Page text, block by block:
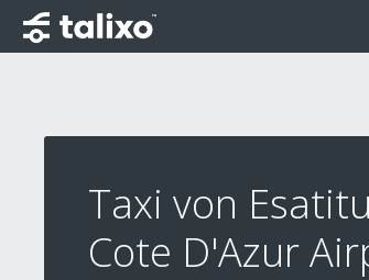
Taxi von
Cote D'Azur